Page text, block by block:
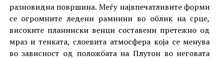
разновидна површина. Меѓу највпечатливите форми
се огромните ледени рамнини во облик на срце,
високите планински венци составени претежно од
мраз и тенката, слоевита атмосфера која се менува
во зависност од положбата на Плутон во неговата